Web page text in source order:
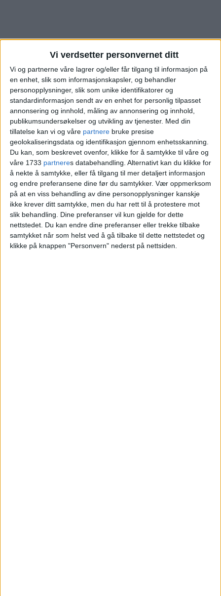
Vi verdsetter personvernet ditt
Vi og partnerne våre lagrer og/eller får tilgang til informasjon på
en enhet, slik som informasjonskapsler, og behandler
personopplysninger, slik som unike identifikatorer og
standardinformasjon sendt av en enhet for personlig tilpasset
annonsering og innhold, måling av annonsering og innhold,
publikumsundersøkelser og utvikling av tjenester. Med din
tillatelse kan vi og våre partnere bruke presise
geolokaliseringsdata og identifikasjon gjennom enhetsskanning.
Du kan, som beskrevet ovenfor, klikke for å samtykke til våre og
våre 1733 partneres databehandling. Alternativt kan du klikke for
å nekte å samtykke, eller få tilgang til mer detaljert informasjon
og endre preferansene dine før du samtykker. Vær oppmerksom
på at en viss behandling av dine personopplysninger kanskje
ikke krever ditt samtykke, men du har rett til å protestere mot
slik behandling. Dine preferanser vil kun gjelde for dette
nettstedet. Du kan endre dine preferanser eller trekke tilbake
samtykket når som helst ved å gå tilbake til dette nettstedet og
klikke på knappen "Personvern" nederst på nettsiden.
Bolighandelen i
Refstadsvingen på
Bjerke er akkurat
registrert. Sjekk
salgssummen
Blokkleilighet på Bjerke skiftet eiere fra
Diana Muscat til Markus Haugerud og Einar
Mathias Egeland.
VårtOslo